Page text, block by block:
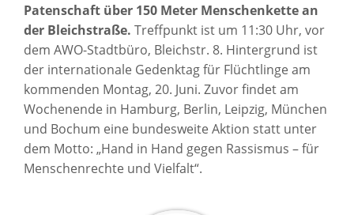
Patenschaft über 150 Meter Menschenkette an
der Bleichstraße. Treffpunkt ist um 11:30 Uhr, vor
dem AWO-Stadtbüro, Bleichstr. 8. Hintergrund ist
der internationale Gedenktag für Flüchtlinge am
kommenden Montag, 20. Juni. Zuvor findet am
Wochenende in Hamburg, Berlin, Leipzig, München
und Bochum eine bundesweite Aktion statt unter
dem Motto: „Hand in Hand gegen Rassismus – für
Menschenrechte und Vielfalt“.